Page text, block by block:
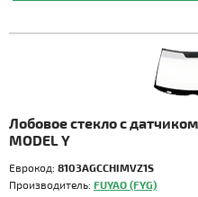
Лобовое стекло с
MODEL Y
Еврокод: 8103AGCCHIMVZ1S
Производитель: FUYAO (FYG)